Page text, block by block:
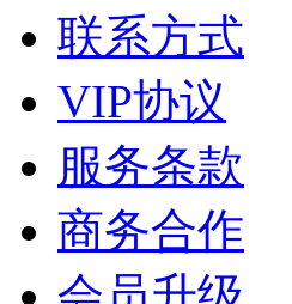
联系方式
VIP协议
服务条款
商务合作